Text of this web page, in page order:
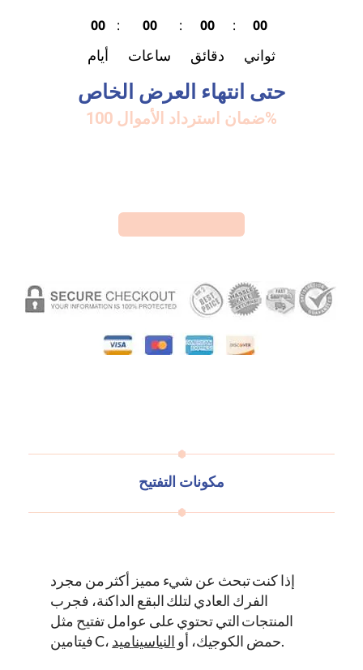
00
أيام
: 00
ساعات
: 00
دقائق
: 00
ثواني
حتى انتهاء العرض الخاص
ضمان استرداد الأموال 100%
مكونات التفتيح
إذا كنت تبحث عن شيء مميز أكثر من مجرد
الفرك العادي لتلك البقع الداكنة، فجرب
المنتجات التي تحتوي على عوامل تفتيح مثل
فيتامين C، حمض الكوجيك، أو النياسيناميد .